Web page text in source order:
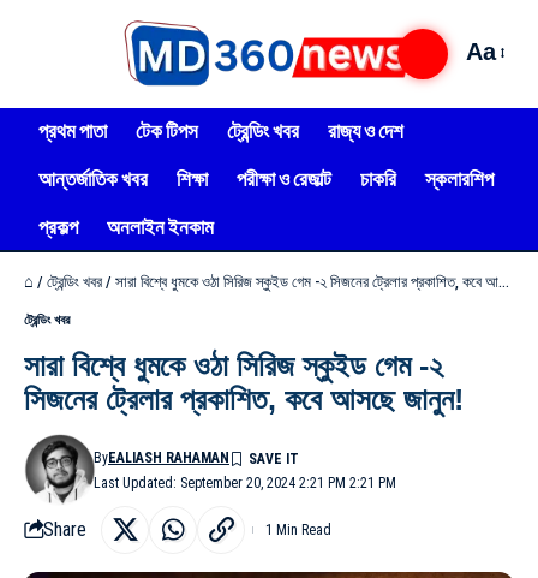
Aa
প্রথম পাতা টেক টিপস ট্রেন্ডিং খবর
রাজ্য ও দেশ
আন্তর্জাতিক খবর
শিক্ষা পরীক্ষা ও রেজাল্ট চাকরি
স্কলারশিপ
প্রকল্প
অনলাইন ইনকাম
⌂ / ট্রেন্ডিং খবর / সারা বিশ্বে ধুমকে ওঠা সিরিজ স্কুইড গেম -২ সিজনের ট্রেলার প্রকাশিত, কবে আসছে জানুন!
ট্রেন্ডিং খবর
সারা বিশ্বে ধুমকে ওঠা সিরিজ স্কুইড গেম -২
সিজনের ট্রেলার প্রকাশিত, কবে আসছে জানুন!
Last Updated: September 20, 2024 2:21 PM 2:21 PM
ByEALIASH RAHAMAN
Share 1 Min Read